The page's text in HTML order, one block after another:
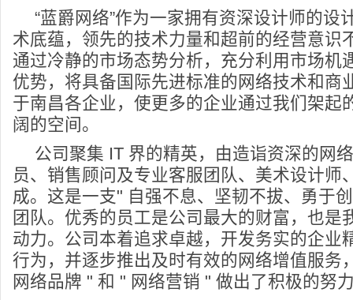
“蓝爵网络”作为一家拥有资深设计师的设
术底蕴，领先的技术力量和超前的经营意识
通过冷静的市场态势分析，充分利用市场机
优势，将具备国际先进标准的网络技术和商
于南昌各企业，使更多的企业通过我们架起
阔的空间。
公司聚集 IT 界的精英，由造诣资深的网
员、销售顾问及专业客服团队、美术设计师
成。这是一支" 自强不息、坚韧不拔、勇于
团队。优秀的员工是公司最大的财富，也是
动力。公司本着追求卓越，开发务实的企业
行为，并逐步推出及时有效的网络增值服务
网络品牌 " 和 " 网络营销 " 做出了积极的努